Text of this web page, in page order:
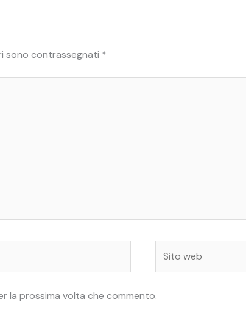
sono contrassegnati *
web
la prossima volta che commento.